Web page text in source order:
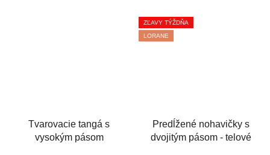
Tvarovacie tangá s
vysokým pásom
ZĽAVY TÝŽDŇA
LORANE
Predĺžené nohavičky s
dvojitým pásom - telové